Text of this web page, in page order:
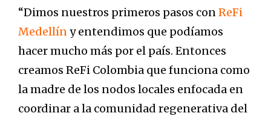
“Dimos nuestros primeros pasos conReFi
Medellíny entendimos que podíamos
hacer mucho más por el país. Entonces
creamos ReFi Colombia que funciona como
la madre de los nodos locales enfocada en
coordinar a la comunidad regenerativa del